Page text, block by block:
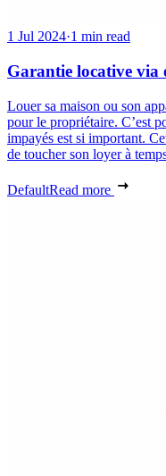
1 Jul 2024·1 min read
Garantie locative via
Louer sa maison ou son
pour le propriétaire. C’est
impayés est si important.
de toucher son loyer à
DefaultRead more